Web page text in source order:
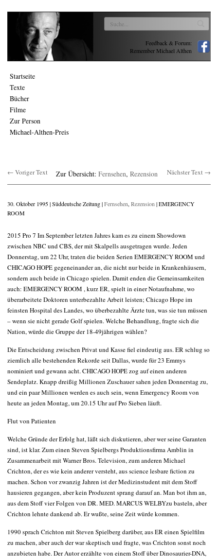
Feedback & Forum:
Remember Michael Althen
Startseite
Texte
Bücher
Filme
Zur Person
Michael-Althen-Preis
← Voriger Text Zur Übersicht: Fernsehen, Rezension Nächster Text →
30. Oktober 1995 | Süddeutsche Zeitung |Fernsehen, Rezension | EMERGENCY
ROOM
2015 Pro 7 Im September letzten Jahres kam es zu einem Showdown
zwischen NBC und CBS, der mit Skalpells ausgetragen wurde. Jeden
Donnerstag, um 22 Uhr, traten die beiden Serien EMERGENCY ROOM und
CHICAGO HOPE gegeneinander an, die nicht nur beide in Krankenhäusern,
sondern auch beide in Chicago spielen. Damit enden die Gemeinsamkeiten
auch: EMERGENCY ROOM , kurz ER, spielt in einer Notaufnahme, wo
überarbeitete Doktoren unterbezahlte Arbeit leisten; Chicago Hope im
feinsten Hospital des Landes, wo überbezahlte Ärzte tun, was sie tun müssen
– wenn sie nicht gerade Golf spielen. Welche Behandlung, fragte sich die
Nation, würde die Gruppe der 18-49jährigen wählen?
Die Entscheidung zwischen Privat und Kasse fiel eindeutig aus. ER schlug so
ziemlich alle bestehenden Rekorde seit Dallas, wurde für 23 Emmys
nominiert und gewann acht. CHICAGO HOPE zog auf einen anderen
Sendeplatz. Knapp dreißig Millionen Zuschauer sahen jeden Donnerstag zu,
und ein paar Millionen werden es auch sein, wenn Emergency Room von
heute an jeden Montag, um 20.15 Uhr auf Pro Sieben läuft.
Flut von Patienten
Welche Gründe der Erfolg hat, läßt sich diskutieren, aber wer seine Garanten
sind, ist klar. Zum einen Steven Spielbergs Produktionsfirma Amblin in
Zusammenarbeit mit Warner Bros. Television, zum anderen Michael
Crichton, der es wie kein anderer versteht, aus science lesbare fiction zu
machen. Schon vor zwanzig Jahren ist der Medizinstudent mit dem Stoff
hausieren gegangen, aber kein Produzent sprang darauf an. Man bot ihm an,
aus dem Stoff vier Folgen von DR. MED. MARCUS WELBYzu basteln, aber
Crichton lehnte dankend ab. Er wußte, seine Zeit würde kommen.
1990 sprach Crichton mit Steven Spielberg darüber, aus ER einen Spielfilm
zu machen, aber auch der war skeptisch und fragte, was Crichton sonst noch
anzubieten habe. Der Autor erzählte von einem Stoff über Dinosaurier-DNA,